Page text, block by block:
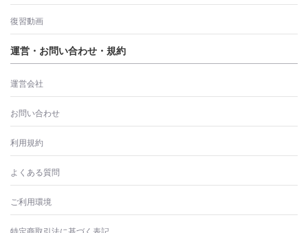
復習動画
運営・お問い合わせ・規約
運営会社
お問い合わせ
利用規約
よくある質問
ご利用環境